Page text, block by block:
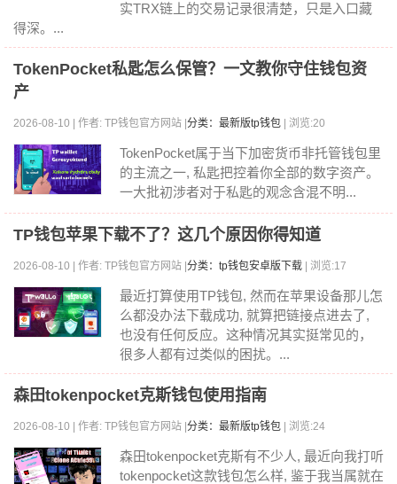
实TRX链上的交易记录很清楚，只是入口藏
得深。...
TokenPocket私匙怎么保管？一文教你守住钱包资
产
2026-08-10 | 作者: TP钱包官方网站 | 分类：最新版tp钱包 | 浏览:20
TokenPocket属于当下加密货币非托管钱包里
的主流之一, 私匙把控着你全部的数字资产。
一大批初涉者对于私匙的观念含混不明...
TP钱包苹果下载不了？这几个原因你得知道
2026-08-10 | 作者: TP钱包官方网站 | 分类：tp钱包安卓版下载 | 浏览:17
最近打算使用TP钱包, 然而在苹果设备那儿怎
么都没办法下载成功, 就算把链接点进去了,
也没有任何反应。这种情况其实挺常见的，
很多人都有过类似的困扰。...
森田tokenpocket克斯钱包使用指南
2026-08-10 | 作者: TP钱包官方网站 | 分类：最新版tp钱包 | 浏览:24
森田tokenpocket克斯有不少人, 最近向我打听
tokenpocket这款钱包怎么样, 鉴于我当属就在